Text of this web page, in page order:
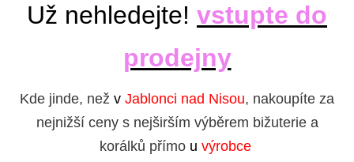
Už nehledejte! vstupte do
prodejny
Kde jinde, než v Jablonci nad Nisou, nakoupíte za
nejnižší ceny s nejširším výběrem bižuterie a
korálků přímo u výrobce